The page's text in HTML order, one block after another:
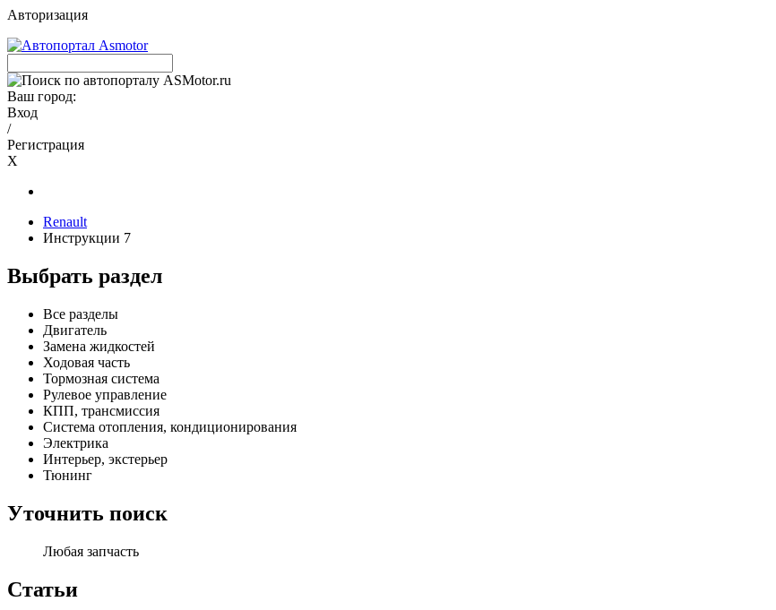
Авторизация
Ваш город:
Вход
/
Регистрация
X
Renault
Инструкции 7
Выбрать раздел
Все разделы
Двигатель
Замена жидкостей
Ходовая часть
Тормозная система
Рулевое управление
КПП, трансмиссия
Система отопления, кондиционирования
Электрика
Интерьер, экстерьер
Тюнинг
Уточнить поиск
Любая запчасть
Статьи